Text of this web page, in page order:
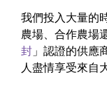
我們投入大量的
農場、合作農場
封 」認證的供應
人盡情享受來自